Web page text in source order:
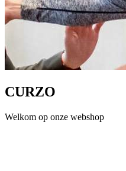
CURZO
Welkom op onze webshop